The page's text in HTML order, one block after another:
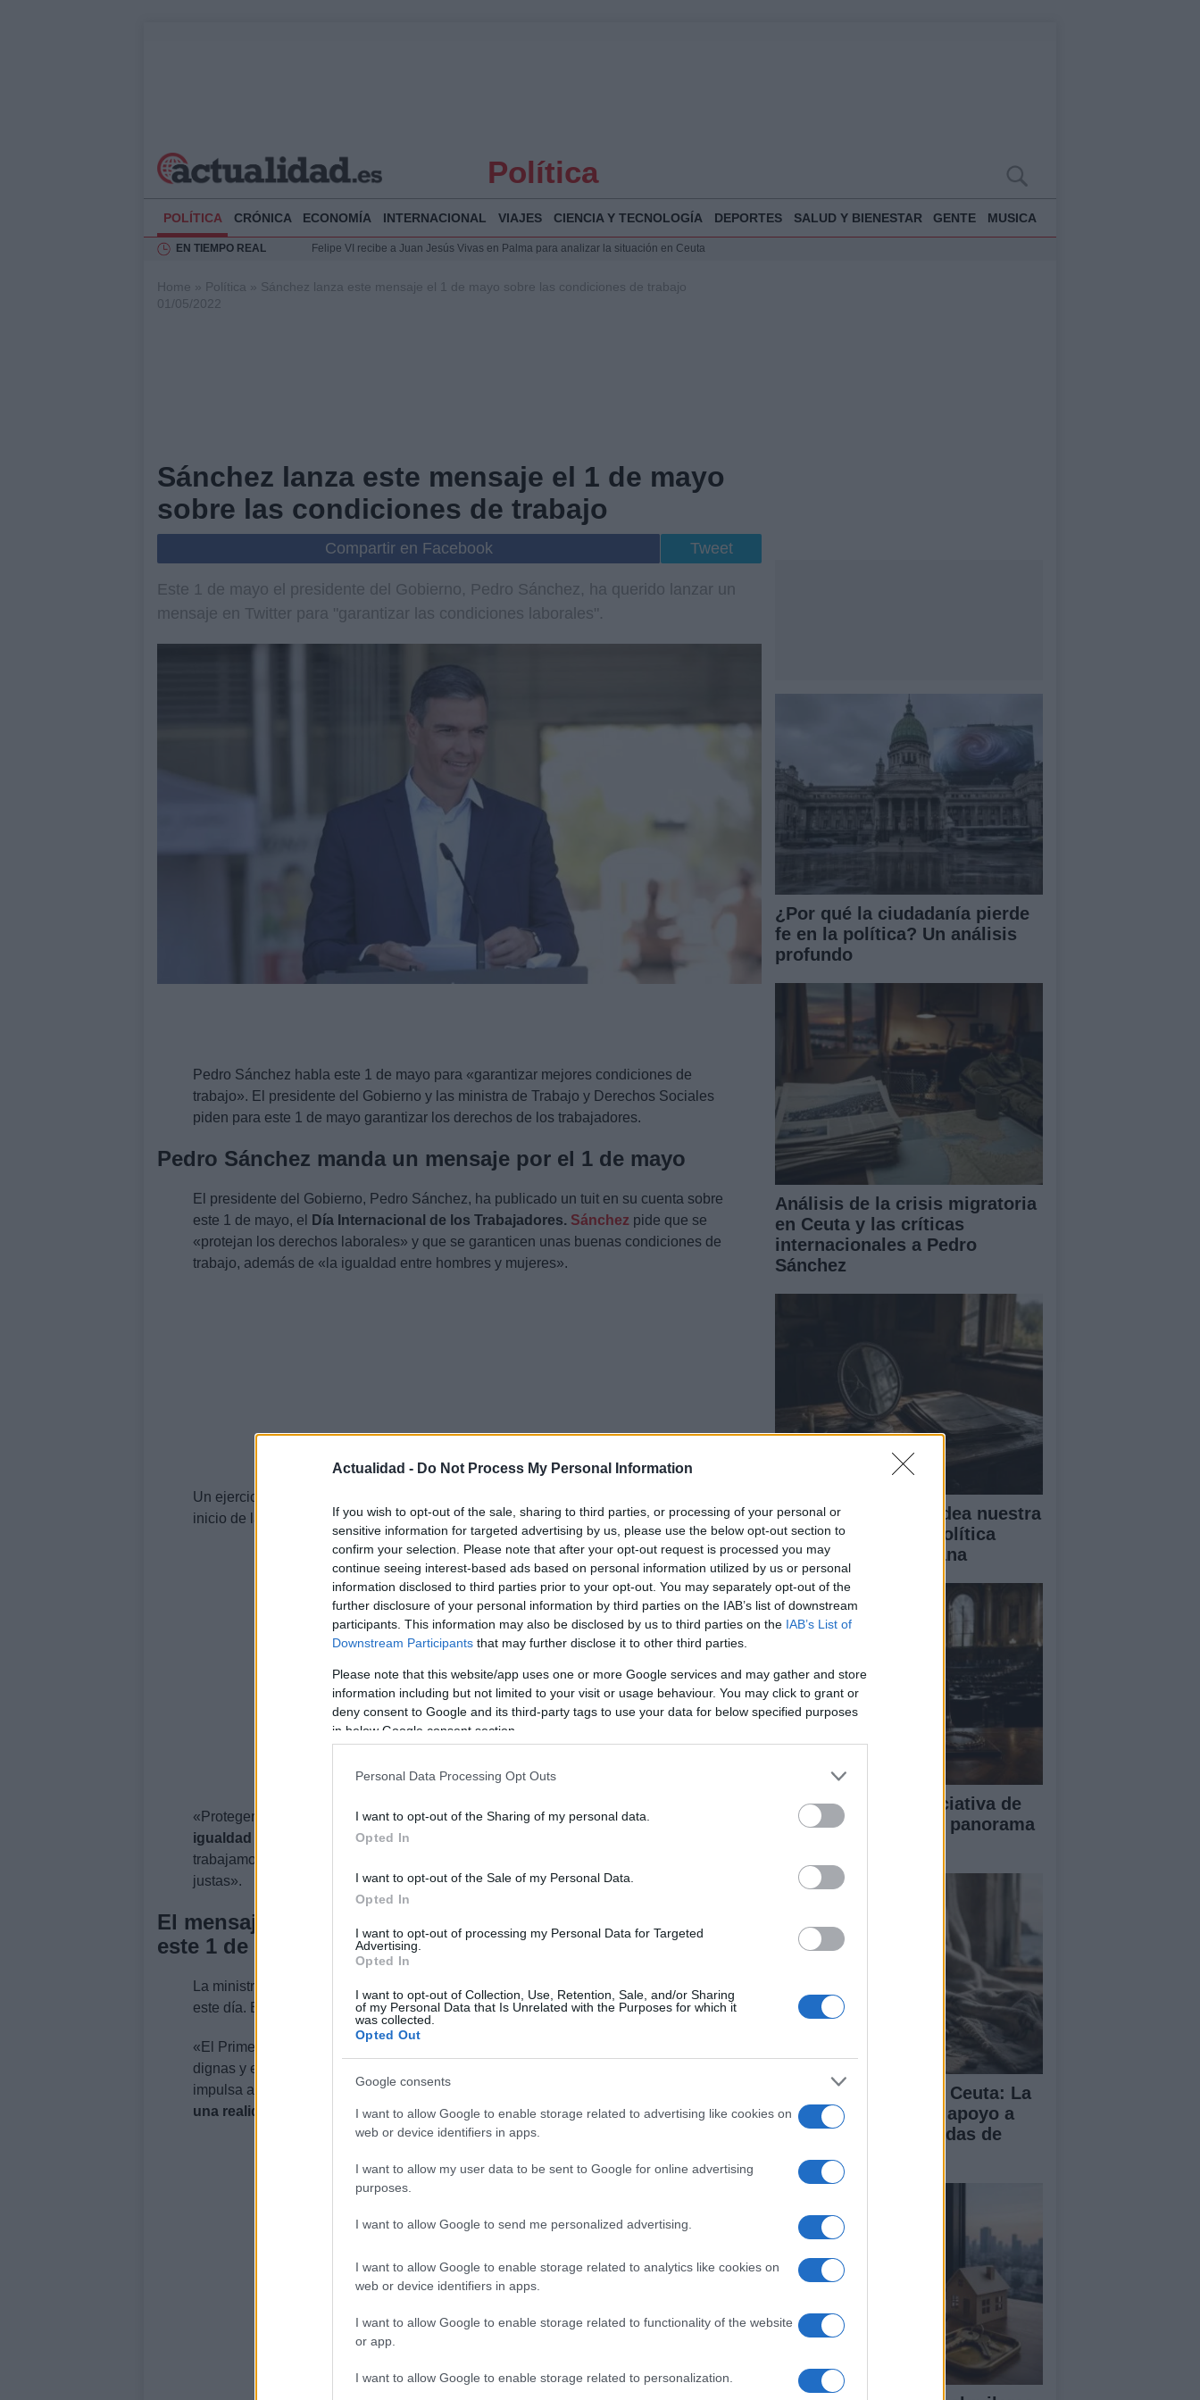
Actualidad - Do Not Process My Personal Information
If you wish to opt-out of the sale, sharing to third parties, or processing of your personal or
sensitive information for targeted advertising by us, please use the below opt-out section to
confirm your selection. Please note that after your opt-out request is processed you may
continue seeing interest-based ads based on personal information utilized by us or personal
information disclosed to third parties prior to your opt-out. You may separately opt-out of the
further disclosure of your personal information by third parties on the IAB’s list of downstream
participants. This information may also be disclosed by us to third parties on the IAB’s List of
Downstream Participants that may further disclose it to other third parties.
Please note that this website/app uses one or more Google services and may gather and store
information including but not limited to your visit or usage behaviour. You may click to grant or
deny consent to Google and its third-party tags to use your data for below specified purposes
in below Google consent section.
Personal Data Processing Opt Outs
I want to opt-out of the Sharing of my personal data.
Opted In
I want to opt-out of the Sale of my Personal Data.
Opted In
I want to opt-out of processing my Personal Data for Targeted
Advertising.
Opted In
I want to opt-out of Collection, Use, Retention, Sale, and/or Sharing
of my Personal Data that Is Unrelated with the Purposes for which it
was collected.
Opted Out
Google consents
I want to allow Google to enable storage related to advertising like cookies on
web or device identifiers in apps.
I want to allow my user data to be sent to Google for online advertising
purposes.
I want to allow Google to send me personalized advertising.
I want to allow Google to enable storage related to analytics like cookies on
web or device identifiers in apps.
I want to allow Google to enable storage related to functionality of the website
or app.
I want to allow Google to enable storage related to personalization.
Política
POLÍTICA CRÓNICA ECONOMÍA INTERNACIONAL VIAJES CIENCIA Y TECNOLOGÍA DEPORTES SALUD Y BIENESTAR GENTE MUSICA
EN TIEMPO REAL
Felipe VI recibe a Juan Jesús Vivas en Palma para analizar la situación en Ceuta
Impacto económico y humanitario en Ceuta tras la llegada masiva de migrantes
Home » Política » Sánchez lanza este mensaje el 1 de mayo sobre las condiciones de trabajo
01/05/2022
Sánchez lanza este mensaje el 1 de mayo
sobre las condiciones de trabajo
Compartir en Facebook Tweet
Este 1 de mayo el presidente del Gobierno, Pedro Sánchez, ha querido lanzar un
mensaje en Twitter para "garantizar las condiciones laborales".
Pedro Sánchez habla este 1 de mayo para «garantizar mejores condiciones de
trabajo». El presidente del Gobierno y las ministra de Trabajo y Derechos Sociales
piden para este 1 de mayo garantizar los derechos de los trabajadores.
Pedro Sánchez manda un mensaje por el 1 de mayo
El presidente del Gobierno, Pedro Sánchez, ha publicado un tuit en su cuenta sobre
este 1 de mayo, el
Día Internacional de los Trabajadores. Sánchez pide que se
«protejan los derechos laborales» y que se garanticen unas buenas condiciones de
trabajo, además de «la igualdad entre hombres y mujeres».
Un ejercicio en que asegura que
inicio de la legislatura».
«Proteger los derechos laborales, garantizar las mejores condiciones de trabajo, la
igualdad entre hombres y mujeres o impulsar la formación para el empleo.
trabajamos desde el inicio de la legislatura, con diálogo social y políticas públicas
justas».
El mensaje de la ministra de Trabajo tras el de Sánchez
este 1 de mayo
La ministra de Trabajo, Yolanda Díaz, también ha publicado un mensaje para felicitar
este día. En él señala que el 1 de mayo es «sinónimo» de derechos laborales.
«El Primero de Mayo es sinónimo de derechos laborales, de condiciones de trabajo
dignas y en igualdad. La conquista de derechos ensancha nuestra democracia y nos
impulsa a seguir avanzandoen un país donde el trabajo decente sea la norma y
una realidad cotidiana».
¿Por qué la ciudadanía pierde
fe en la política? Un análisis
profundo
Análisis de la crisis migratoria
en Ceuta y las críticas
internacionales a Pedro
Sánchez
Cómo el miedo moldea nuestra
realidad: desde la política
hasta la vida cotidiana
El impacto de la iniciativa de
Gabriel Rufián en el panorama
Crisis migratoria en Ceuta: La
UE dividida entre el apoyo a
España y las demandas de